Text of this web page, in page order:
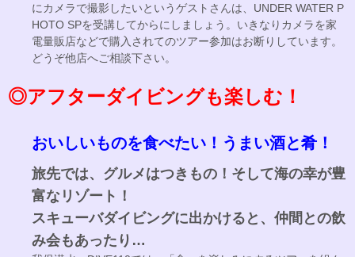
にカメラで撮影したいというゲストさんは、UNDER WATER P
HOTO SPを受講してからにしましょう。いきなりカメラを家
電量販店などで購入されてのツアー参加はお断りしています。
どうぞ他店へご相談下さい。
◎アフターダイビングも楽しむ！
おいしいものを食べたい！うまい酒と肴！
旅先では、グルメはつきもの！そして海の幸が豊
富なリゾート！
スキューバダイビングに出かけると、仲間との飲
み会もあったり…